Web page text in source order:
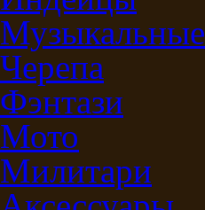
Музыкальные
Черепа
Фэнтази
Мото
Милитари